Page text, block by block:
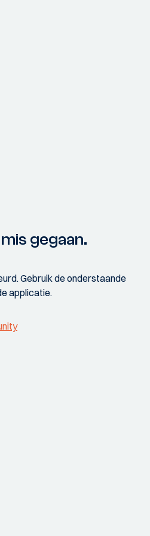
gegaan.
Gebruik de onderstaande
applicatie.